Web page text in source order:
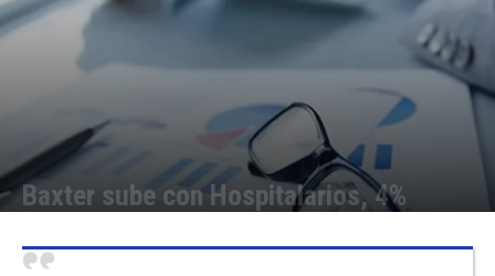
Baxter sube con Hospitalarios, 4%